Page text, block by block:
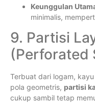
Keunggulan
minimalis,
9. Partisi
(Perforated
Terbuat dari logam,
pola geometris, partisi
cukup sambil tetap